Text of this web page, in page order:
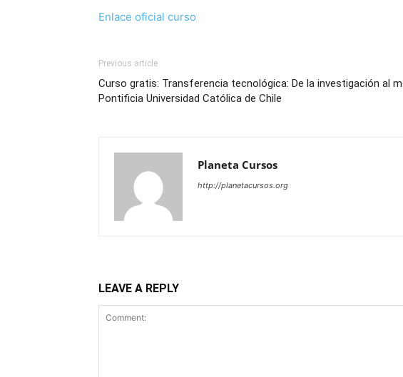
Enlace oficial curso
Previous article
Curso gratis: Transferencia tecnológica: De la investigación al
Pontificia Universidad Católica de Chile
Planeta Cursos
http://planetacursos.org
LEAVE A REPLY